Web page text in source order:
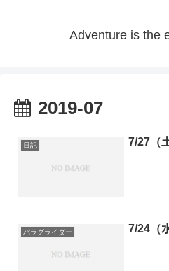
Adventure is the
2019-07
日記 7/27（
パラグライダー 7/24（